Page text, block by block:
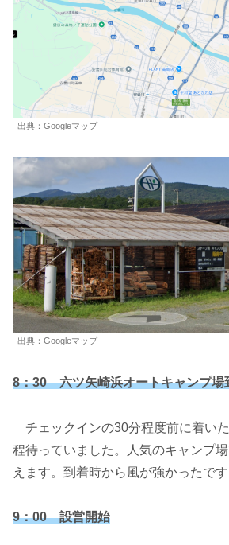
出典：Googleマップ
出典：Googleマップ
8：30 六ツ矢崎浜オートキャンプ場
チェックインの30分程度前に着い
程待っていました。人気のキャンプ
えます。到着時から風が強かったです
9：00 設営開始